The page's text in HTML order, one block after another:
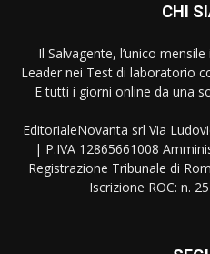
CHI
Il Salvagente, l’unico
Leader nei Test di laboratorio
E tutti i giorni online da una
EditorialeNovanta srl Via
| P.IVA 12865661008
Registrazione Tribunale di
Iscrizione ROC: n.